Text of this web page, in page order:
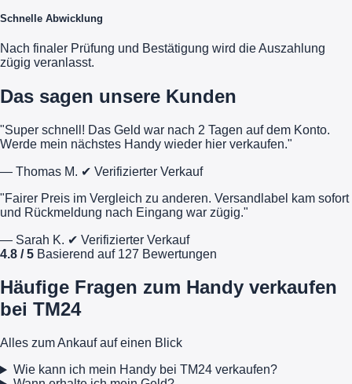
Schnelle Abwicklung
Nach finaler Prüfung und Bestätigung wird die Auszahlung
zügig veranlasst.
Das sagen unsere Kunden
"Super schnell! Das Geld war nach 2 Tagen auf dem Konto.
Werde mein nächstes Handy wieder hier verkaufen."
— Thomas M. ✔ Verifizierter Verkauf
"Fairer Preis im Vergleich zu anderen. Versandlabel kam sofort
und Rückmeldung nach Eingang war zügig."
— Sarah K. ✔ Verifizierter Verkauf
4.8 / 5 Basierend auf 127 Bewertungen
Häufige Fragen zum Handy verkaufen
bei TM24
Alles zum Ankauf auf einen Blick
Wie kann ich mein Handy bei TM24 verkaufen?